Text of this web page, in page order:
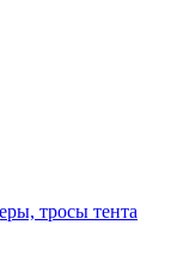
тросы тента